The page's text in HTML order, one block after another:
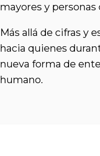
mayores y personas
Más allá de cifras y
hacia quienes
nueva forma de
humano.